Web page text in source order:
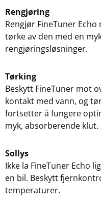
Rengjøring
Rengjør FineTuner
tørke av den med en
rengjøringsløsninger.
Tørking
Beskytt FineTuner mot
kontakt med vann, og
fortsetter å fungere
myk, absorberende klut.
Sollys
Ikke la FineTuner Echo
en bil. Beskytt
temperaturer.